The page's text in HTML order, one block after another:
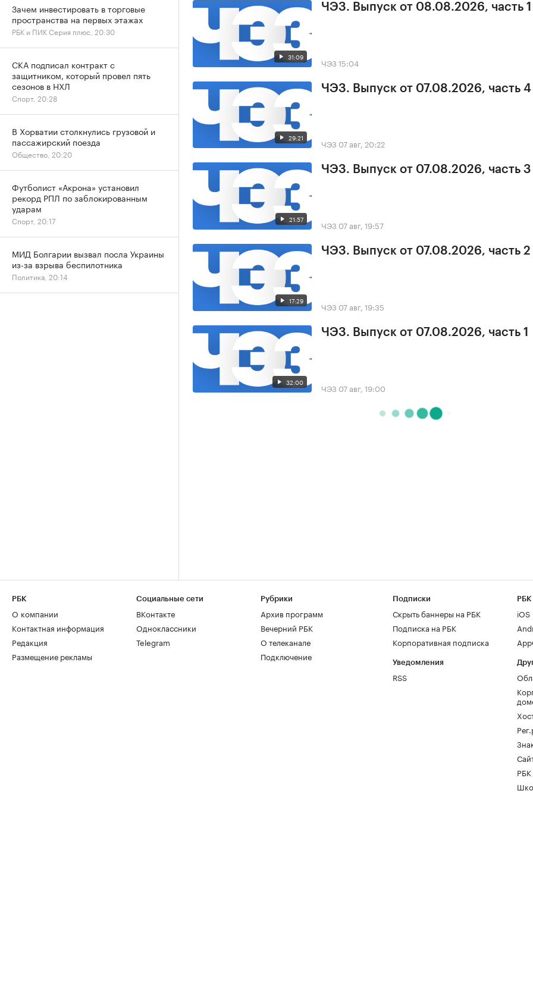
31:09
ЧЭЗ. Выпуск от 08.08.2026, часть 1
ЧЭЗ 15:04
29:21
ЧЭЗ. Выпуск от 07.08.2026, часть 4
ЧЭЗ 07 авг, 20:22
21:57
ЧЭЗ. Выпуск от 07.08.2026, часть 3
ЧЭЗ 07 авг, 19:57
17:29
ЧЭЗ. Выпуск от 07.08.2026, часть 2
ЧЭЗ 07 авг, 19:35
32:00
ЧЭЗ. Выпуск от 07.08.2026, часть 1
ЧЭЗ 07 авг, 19:00
Зачем инвестировать в торговые
пространства на первых этажах
РБК и ПИК Серия плюс, 20:30
СКА подписал контракт с
защитником, который провел пять
сезонов в НХЛ
Спорт, 20:28
В Хорватии столкнулись грузовой и
пассажирский поезда
Общество, 20:20
Футболист «Акрона» установил
рекорд РПЛ по заблокированным
ударам
Спорт, 20:17
МИД Болгарии вызвал посла Украины
из-за взрыва беспилотника
Политика, 20:14
РБК
О компании
Контактная информация
Редакция
Размещение рекламы
Социальные сети
ВКонтакте
Одноклассники
Telegram
Рубрики
Архив программ
Вечерний РБК
О телеканале
Подключение
Подписки
Скрыть баннеры на РБК
Подписка на РБК
Корпоративная подписка
Уведомления
RSS
РБК
iOS